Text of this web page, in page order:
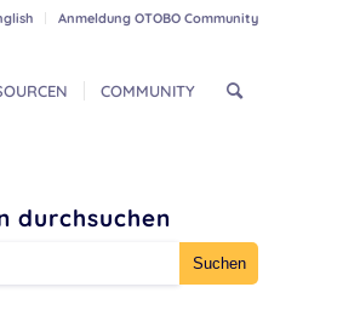
Anmeldung OTOBO Community
COMMUNITY
durchsuchen